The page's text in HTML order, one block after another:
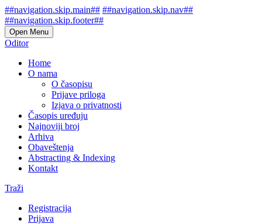
##navigation.skip.main## ##navigation.skip.nav##
##navigation.skip.footer##
Open Menu
Oditor
Home
O nama
O časopisu
Prijave priloga
Izjava o privatnosti
Časopis uređuju
Najnoviji broj
Arhiva
Obaveštenja
Abstracting & Indexing
Kontakt
Traži
Registracija
Prijava